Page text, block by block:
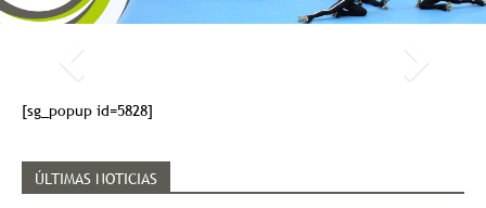
[sg_popup id=5828]
ÚLTIMAS NOTICIAS